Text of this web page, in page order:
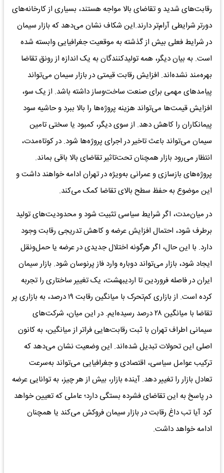
رقابت‌های شدید و تقاضای بالا مواجه هستند، بسیاری از کارخانه‌های
دورتر شرایطی آرام‌تر دارند.این شکاف نشان می‌دهد که بازار سیمان
در شرایط فعلی بیش از گذشته به موقعیت جغرافیایی وابسته شده
است. به بیان دیگر، همه تولیدکنندگان به یک اندازه از رونق تقاضا
بهره‌مند نشده‌اند. افزایش رقابت قیمتی در بازار سیمان می‌تواند
پیامدهای مهمی برای صنعت ساخت‌وساز داشته باشد. از یک سو،
افزایش قیمت‌ها می‌تواند هزینه پروژه‌ها را بالا ببرد و حاشیه سود
پیمانکاران را کاهش دهد. از سوی دیگر، کمبود یا سختی تامین
سیمان می‌تواند باعث تاخیر در اجرای پروژه‌ها شود. در کوتاه‌مدت،
انتظار می‌رود بازار همچنان تحت‌تاثیر تقاضای بالا باقی بماند.
پروژه‌های بازسازی و عمرانی به‌ویژه در تهران ادامه خواهند داشت و
این موضوع به حفظ سطح بالای تقاضا کمک می‌کند.
در میان‌مدت، اگر شرایط سیاسی تثبیت شود و محدودیت‌های تولید
برطرف شود، احتمال افزایش عرضه و کاهش تدریجی رقابت وجود
دارد. با این حال، اگر هرگونه اختلال جدیدی در عرضه یا حمل‌ونقل
ایجاد شود، بازار می‌تواند دوباره وارد فاز پرنوسان شود. بازار سیمان
ایران در فاصله فروردین تا اردیبهشت، یک تغییر ساختاری را تجربه
کرده است. از بازاری کم‌تحرک با میانگین رقابت ۱۹ درصد، به بازاری پر
تقاضا با میانگین ۲۸ درصد رسیده‌ایم. در این میان، شرکت‌های
سیمانی اطراف تهران با ثبت رقابت‌هایی فراتر از میانگین، به کانون
اصلی این تحولات تبدیل شده‌اند. این وضعیت نشان می‌دهد که
ترکیب عوامل سیاسی، اقتصادی و جغرافیایی می‌تواند به‌سرعت
تعادل بازار را تغییر دهد. آینده بازار، بیش از هر چیز، به توانایی عرضه
در پاسخ به این تقاضای فشرده بستگی دارد؛ عاملی که تعیین خواهد
کرد آیا تب داغ رقابت در بازار سیمان فروکش می‌کند یا همچنان
ادامه خواهد داشت.